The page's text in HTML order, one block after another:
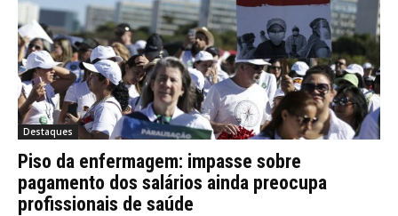
Destaques
Piso da enfermagem: impasse sobre
pagamento dos salários ainda preocupa
profissionais de saúde